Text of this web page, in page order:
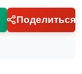
Поделиться